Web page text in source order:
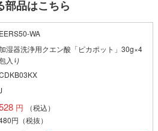
部品はこちら
EERS50-WA
湿器洗浄用クエン酸「ピカポット」30g×4
入り
（税込）
円 （税抜）